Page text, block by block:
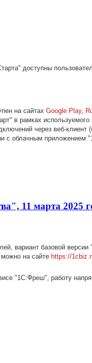
доступны
на сайтах Goоgle Play,
в рамках
через веб-клиент
облачным приложением
11 марта 2025
вариант базовой
на сайте https://
"1С:Фреш", работу